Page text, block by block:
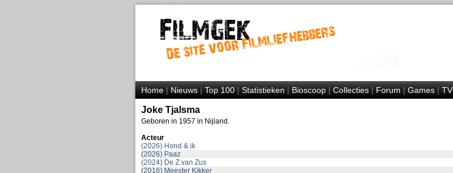
Home|Nieuws|Top 100|Statistieken|Bioscoop|Collecties|Forum|Games|TV
Joke Tjalsma
Geboren in 1957 in Nijland.
Acteur
(2026) Hond & ik
(2026) Paaz
(2024) De Z van Zus
(2016) Meester Kikker